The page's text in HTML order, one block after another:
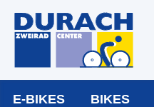
E-BIKES BIKES